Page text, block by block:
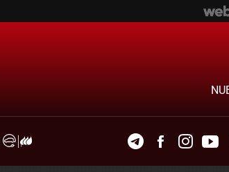
TelegramFacebook